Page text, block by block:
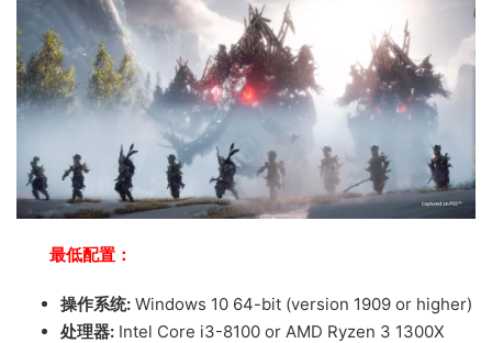
最低配置：
操作系统: Windows 10 64-bit (version 1909 or higher)
处理器: Intel Core i3-8100 or AMD Ryzen 3 1300X